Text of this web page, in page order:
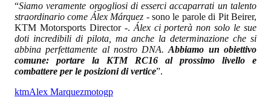
“Siamo veramente orgogliosi di esserci accaparrati un talento
straordinario come Álex Márquez - sono le parole di Pit Beirer,
KTM Motorsports Director -. Álex ci porterà non solo le sue
doti incredibili di pilota, ma anche la determinazione che si
abbina perfettamente al nostro DNA.Abbiamo un obiettivo
comune: portare la KTM RC16 al prossimo livello e
combattere per le posizioni di vertice”.
ktmAlex Marquezmotogp